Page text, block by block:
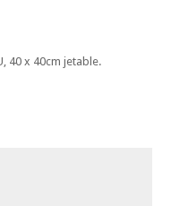
40 x 40cm jetable.